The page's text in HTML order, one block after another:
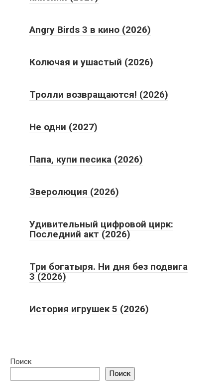
Angry Birds 3 в кино (2026)
Колючая и ушастый (2026)
Тролли возвращаются! (2026)
Не одни (2027)
Папа, купи песика (2026)
Зверолюция (2026)
Удивительный цифровой цирк:
Последний акт (2026)
Три богатыря. Ни дня без подвига
3 (2026)
История игрушек 5 (2026)
Поиск
Поиск